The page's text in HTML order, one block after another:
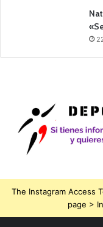
The Instagram Access
page >